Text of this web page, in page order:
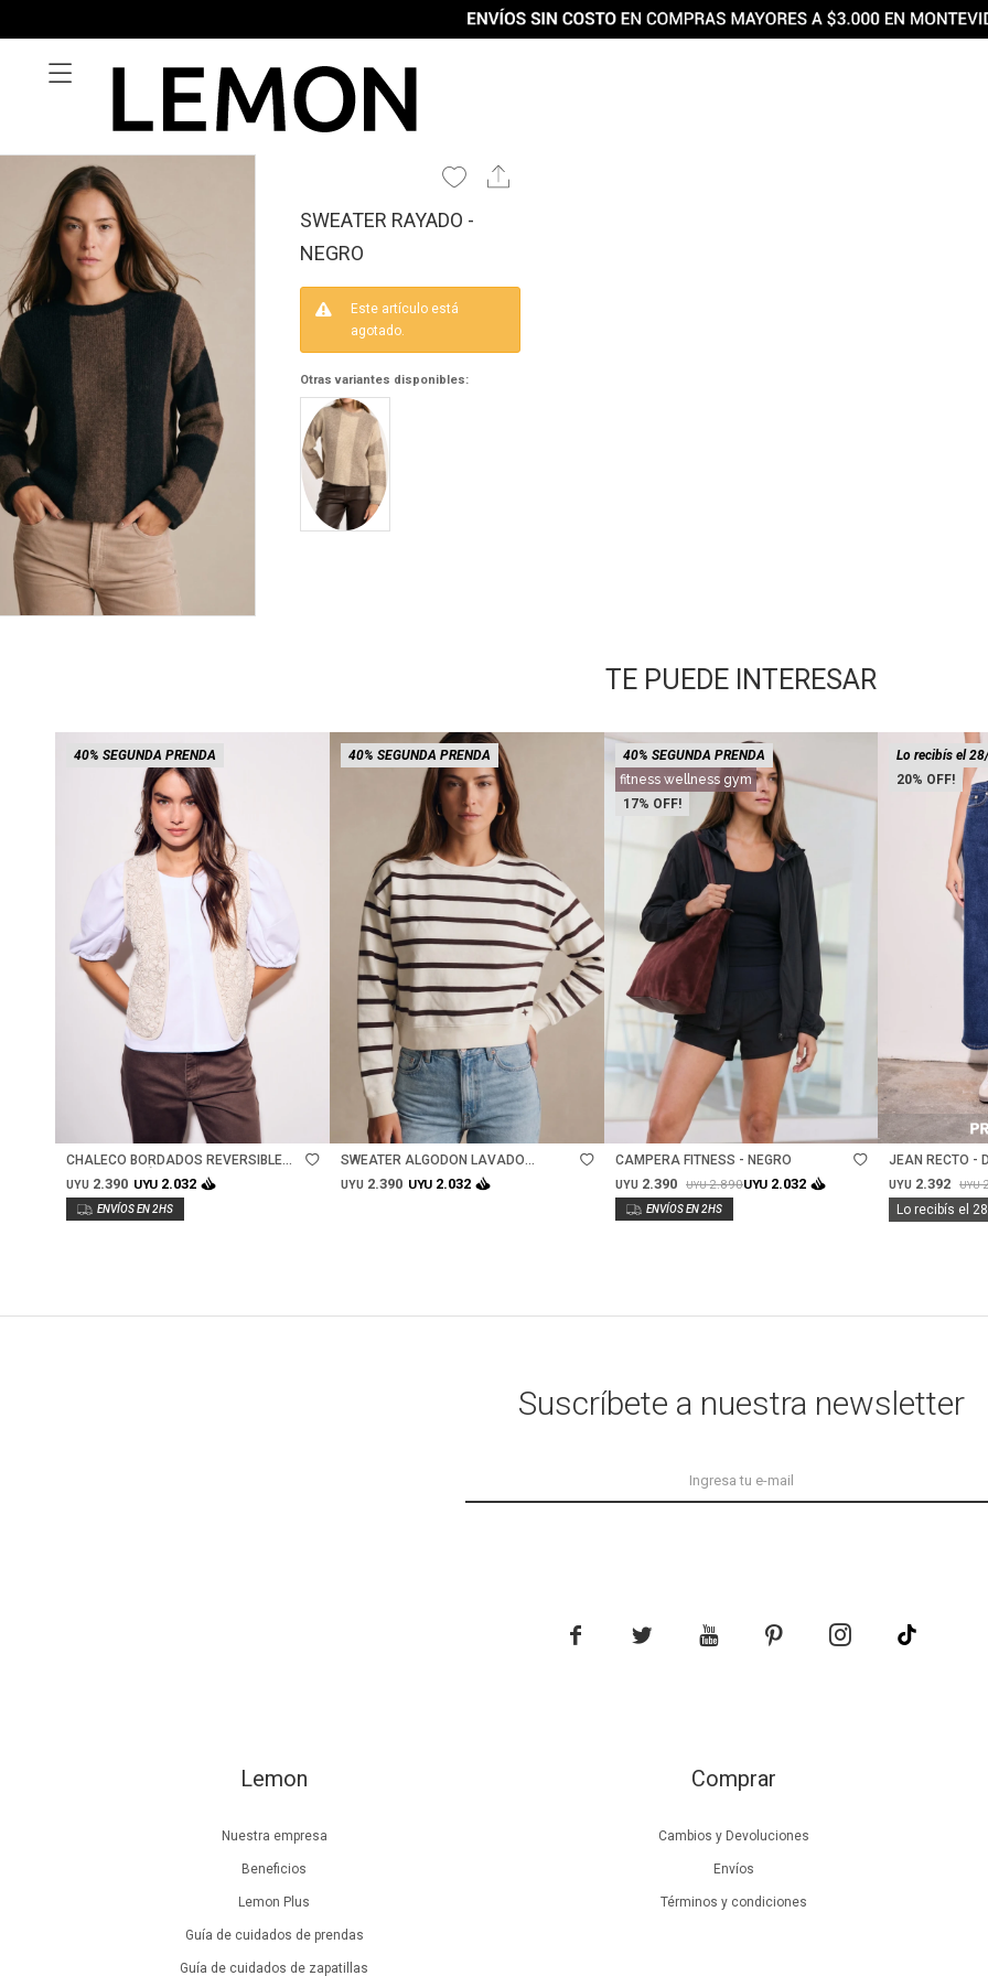

SWEATER RAYADO -
NEGRO
Este artículo está
agotado.
Otras variantes disponibles:
TE PUEDE INTERESAR
40% SEGUNDA PRENDA
CHALECO BORDADOS REVERSIBLE
UYU 2.390 UYU 2.032
40% SEGUNDA PRENDA
Talle
SWEATER ALGODON LAVADO
UYU 2.390 UYU 2.032
17
40% SEGUNDA PRENDA
fitness wellness gym
Talle
CAMPERA FITNESS - NEGRO
UYU 2.390 UYU2.890UYU 2.032
20
Lo recibís el
Talle
JEAN RECTO -
UYU 2.392 UYU
Lo recibís el
Lemon
Nuestra empresa
Beneficios
Lemon Plus
Guía de cuidados de prendas
Guía de cuidados de zapatillas
Comprar
Cambios y Devoluciones
Envíos
Términos y condiciones
Suscríbete a nuestra newsletter
    